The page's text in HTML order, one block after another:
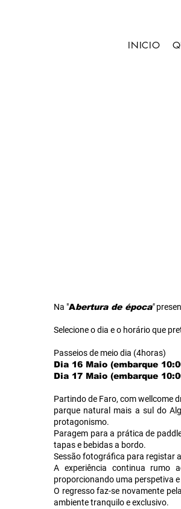
INICIO
Na "Abertura de época"
Selecione o dia e o horário que
Passeios de meio dia (4horas)
Dia 16 Maio (embarque
Dia 17 Maio (embarque
Partindo de Faro, com wellcome
parque natural mais a sul do
protagonismo.
Paragem para a prática de
tapas e bebidas a bordo.
Sessão fotográfica para registar
A experiência continua rumo
proporcionando uma perspetiva
O regresso faz-se novamente
ambiente tranquilo e exclusivo.